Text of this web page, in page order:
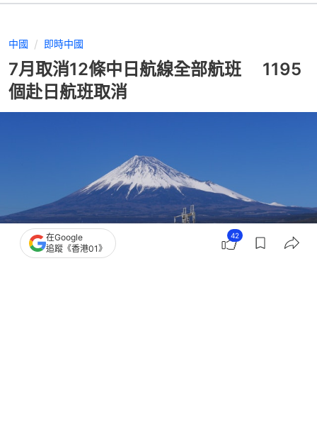
中國 即時中國
7月取消12條中日航線全部航班 1195
個赴日航班取消
在Google
追蹤《香港01》
42